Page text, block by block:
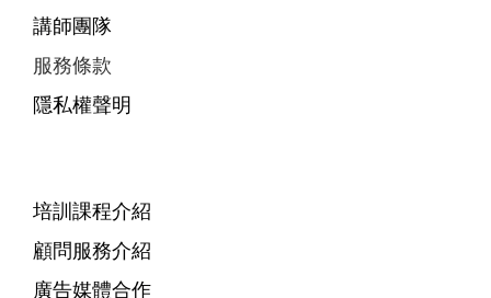
講師團隊
服務條款
隱私權聲明
培訓課程介紹
顧問服務介紹
廣告媒體合作